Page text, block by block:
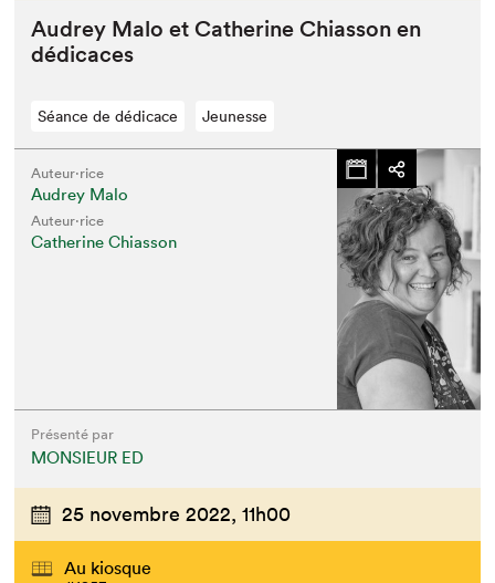
Audrey Malo et Cather­ine Chi­as­son en
dédicaces
Séance de dédicace Jeunesse
Auteur·rice
Audrey Malo
Auteur·rice
Catherine Chiasson
Présenté par
MONSIEUR ED
25 novembre 2022, 11h00
Au kiosque